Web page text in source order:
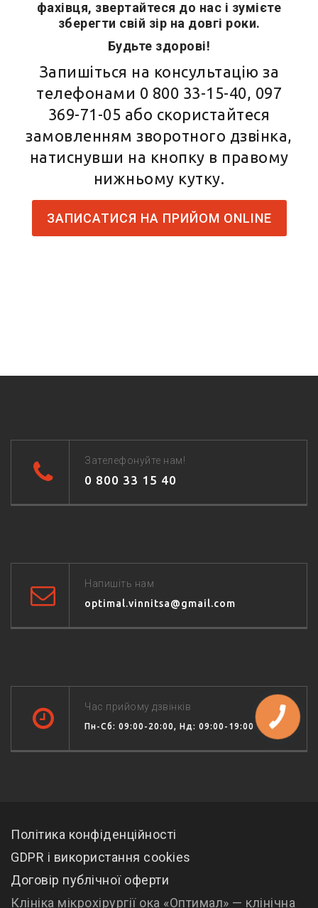
фахівця, звертайтеся до нас і зумієте
зберегти свій зір на довгі роки.
Будьте здорові!
Запишіться на консультацію за
телефонами 0 800 33-15-40, 097
369-71-05 або скористайтеся
замовленням зворотного дзвінка,
натиснувши на кнопку в правому
нижньому кутку.
ЗАПИСАТИСЯ НА ПРИЙОМ ONLINE
Зателефонуйте нам!
0 800 33 15 40
Напишіть нам
optimal.vinnitsa@gmail.com
Час прийому дзвінків
Пн-Сб: 09:00-20:00, Нд: 09:00-19:00
Політика конфіденційності
GDPR і використання cookies
Договір публічної оферти
Клініка мікрохірургії ока «Оптимал» — клінічна